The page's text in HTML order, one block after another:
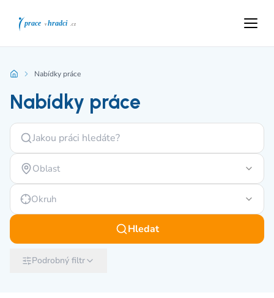
Nabídky práce
Nabídky práce
Oblast
Okruh
Hledat
Podrobný filtr